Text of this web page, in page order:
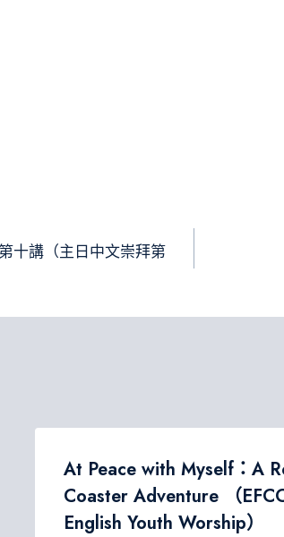
十講（主日中文崇拜第
At Peace with Myself：A
Coaster Adventure （
English Youth Worship）